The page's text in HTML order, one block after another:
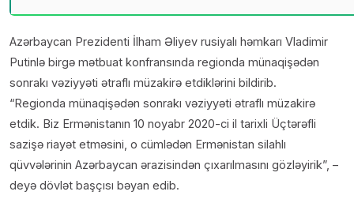
Azərbaycan Prezidenti İlham Əliyev rusiyalı həmkarı Vladimir
Putinlə birgə mətbuat konfransında regionda münaqişədən
sonrakı vəziyyəti ətraflı müzakirə etdiklərini bildirib.
“Regionda münaqişədən sonrakı vəziyyəti ətraflı müzakirə
etdik. Biz Ermənistanın 10 noyabr 2020-ci il tarixli Üçtərəfli
sazişə riayət etməsini, o cümlədən Ermənistan silahlı
qüvvələrinin Azərbaycan ərazisindən çıxarılmasını gözləyirik”, –
deyə dövlət başçısı bəyan edib.